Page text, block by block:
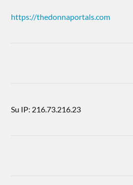
https://thedonnaportals.com
Su IP: 216.73.216.23